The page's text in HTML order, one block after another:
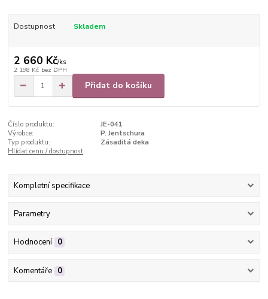
Dostupnost Skladem
2 660 Kč/ks
2 198 Kč bez DPH
Přidat do košíku
Číslo produktu:
JE-041
Výrobce:
P. Jentschura
Typ produktu:
Zásaditá deka
Hlídat cenu / dostupnost
Kompletní specifikace
Parametry
Hodnocení 0
Komentáře 0